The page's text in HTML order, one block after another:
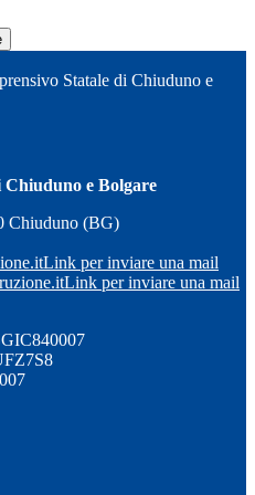
Statale di Chiuduno e
e Bolgare
Chiuduno (BG)
Link per inviare una mail
Link per inviare una mail